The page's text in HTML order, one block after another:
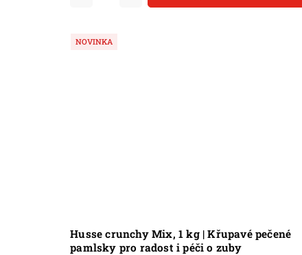
NOVINKA
Husse crunchy Mix, 1 kg | Křupavé pečené
pamlsky pro radost i péči o zuby